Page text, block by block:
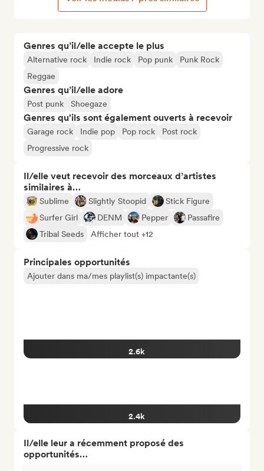
Genres qu’il/elle accepte le plus
Alternative rock Indie rock Pop punk
Punk Rock
Reggae
Genres qu’il/elle adore
Post punk Shoegaze
Genres qu'ils sont également ouverts à recevoir
Garage rock Indie pop Pop rock
Post rock
Progressive rock
Il/elle veut recevoir des morceaux d’artistes
similaires à…
Sublime Slightly Stoopid
Stick Figure
Surfer Girl
DENM Pepper
Passafire
Tribal Seeds
Afficher tout +12
Principales opportunités
Ajouter dans ma/mes playlist(s) impactante(s)
2.6k
2.4k
Il/elle leur a récemment proposé des
opportunités…